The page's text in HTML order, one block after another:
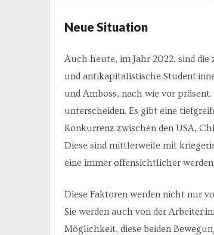
Neue Situation
Auch heute, im Jahr 2022, sind
und antikapitalistische
und Amboss, nach wie vor
unterscheiden. Es gibt eine
Konkurrenz zwischen den USA,
Diese sind mittlerweile mit
eine immer offensichtlicher
Diese Faktoren werden nicht nur
Sie werden auch von der
Möglichkeit, diese beiden